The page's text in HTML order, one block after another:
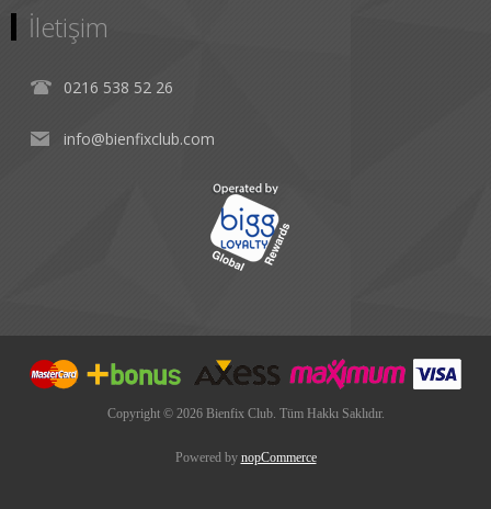
İletişim
0216 538 52 26
info@bienfixclub.com
Copyright © 2026 Bienfix Club. Tüm Hakkı Saklıdır.
Powered by nopCommerce